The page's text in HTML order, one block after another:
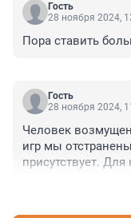
Гость
28 ноября 2024,
Пора ставить
Гость
28 ноября 2024,
Человек
игр мы
присутствует.